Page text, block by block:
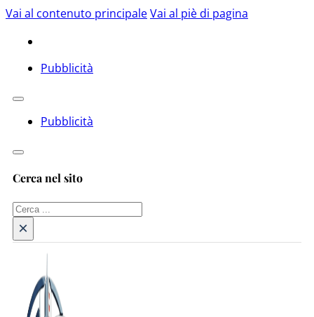
Vai al contenuto principaleVai al piè di pagina
Pubblicità
Pubblicità
Cerca nel sito
Cerca
×